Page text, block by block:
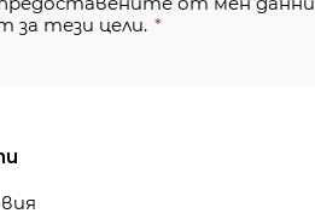
за тези цели.